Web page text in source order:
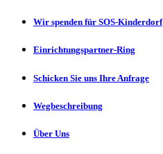
Wir spenden für SOS-Kinderdorf
Einrichtungspartner-Ring
Schicken Sie uns Ihre Anfrage
Wegbeschreibung
Über Uns